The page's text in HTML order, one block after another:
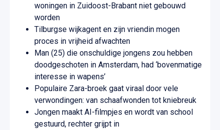
woningen in Zuidoost-Brabant niet gebouwd
worden
Tilburgse wijkagent en zijn vriendin mogen
proces in vrijheid afwachten
Man (25) die onschuldige jongens zou hebben
doodgeschoten in Amsterdam, had ‘bovenmatige
interesse in wapens’
Populaire Zara-broek gaat viraal door vele
verwondingen: van schaafwonden tot kniebreuk
Jongen maakt AI-filmpjes en wordt van school
gestuurd, rechter grijpt in